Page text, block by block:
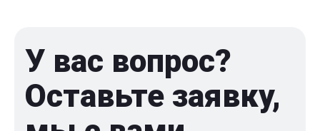
У вас вопрос?
Оставьте заявку,